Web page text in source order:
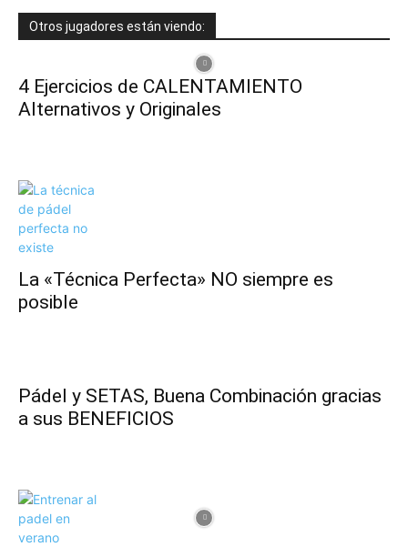
Otros jugadores están viendo:
4 Ejercicios de CALENTAMIENTO
Alternativos y Originales
La «Técnica Perfecta» NO siempre es
posible
Pádel y SETAS, Buena Combinación gracias
a sus BENEFICIOS